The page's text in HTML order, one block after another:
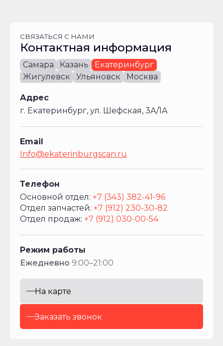
СВЯЗАТЬСЯ С НАМИ
Контактная информация
Самара Казань
Екатеринбург
Жигулевск
Ульяновск Москва
Адрес
г. Екатеринбург, ул. Шефская, 3А/1А
Email
Info@ekaterinburgscan.ru
Телефон
Основной отдел: +7 (343) 382-41-96
Отдел запчастей: +7 (912) 230-30-82
Отдел продаж: +7 (912) 030-00-54
Режим работы
Ежедневно 9:00–21:00
На карте
Заказать звонок